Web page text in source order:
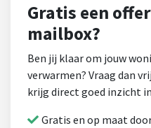
Gratis een
mailbox?
Ben jij klaar om jouw
verwarmen? Vraag dan
krijg direct goed inzicht
Gratis en op maat